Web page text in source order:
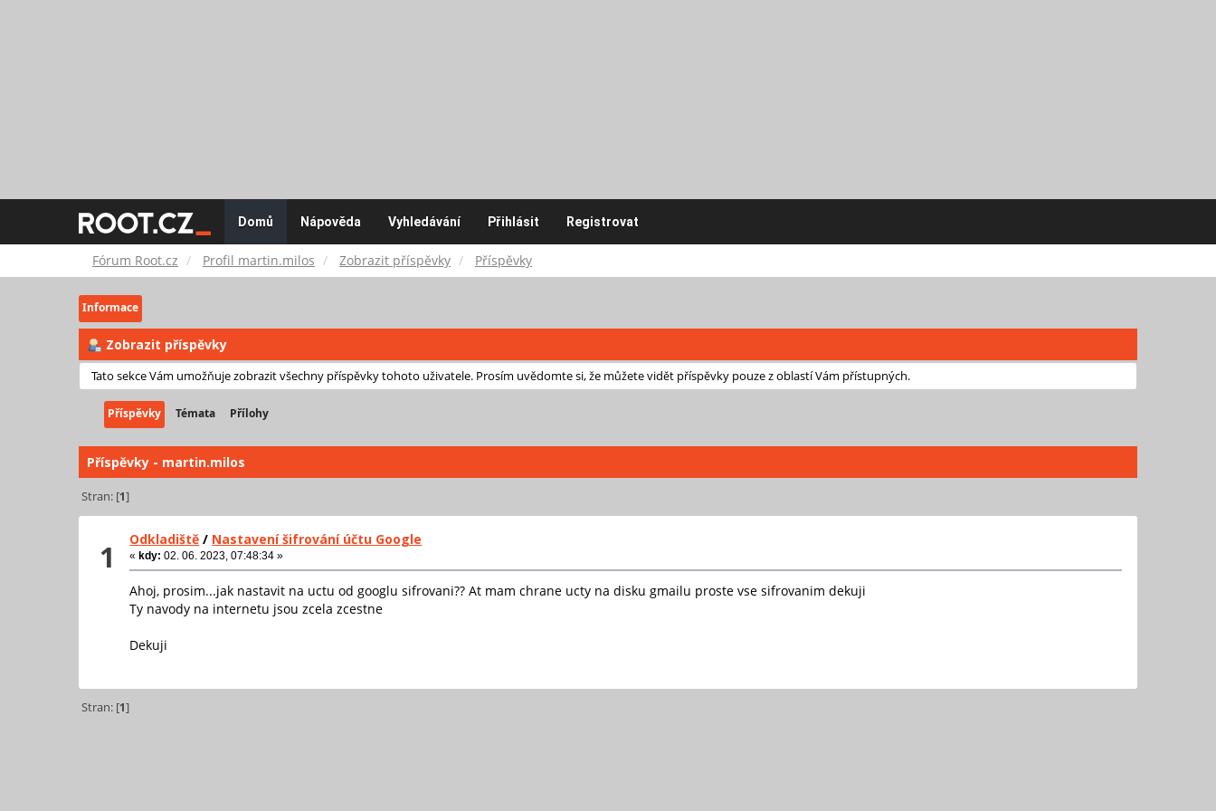
Fórum
Root.cz
Domů Nápověda Vyhledávání Přihlásit Registrovat
Fórum Root.cz Profil martin.milos Zobrazit příspěvky Příspěvky
Informace
Zobrazit příspěvky
Tato sekce Vám umožňuje zobrazit všechny příspěvky tohoto uživatele. Prosím uvědomte si, že můžete vidět příspěvky pouze z oblastí Vám přístupných.
Příspěvky Témata Přílohy
Příspěvky - martin.milos
Stran: [1]
1 Odkladiště / Nastavení šifrování účtu Google
«kdy: 02. 06. 2023, 07:48:34 »
Ahoj, prosim...jak nastavit na uctu od googlu sifrovani?? At mam chrane ucty na disku gmailu proste vse sifrovanim dekuji
Ty navody na internetu jsou zcela zcestne
Dekuji
Stran: [1]